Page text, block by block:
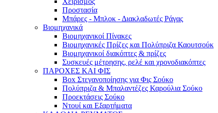
Προστασία
Μπάρες - Μπλοκ - Διακλαδωτές Ράγας
Βιομηχανικά
Βιομηχανικοί Πίνακες
Βιομηχανικές Πρίζες και Πολύπριζα Καουτσούκ
Βιομηχανικοί διακόπτες & πρίζες
Συσκευές μέτρησης, ρελέ και χρονοδιακόπτες
ΠΑΡΟΧΕΣ ΚΑΙ ΦΙΣ
Box Στεγανοποίησης για Φις Σούκο
Πολύπριζα & Μπαλαντέζες Καρούλια Σούκο
Προεκτάσεις Σούκο
Ντουί και Εξαρτήματα